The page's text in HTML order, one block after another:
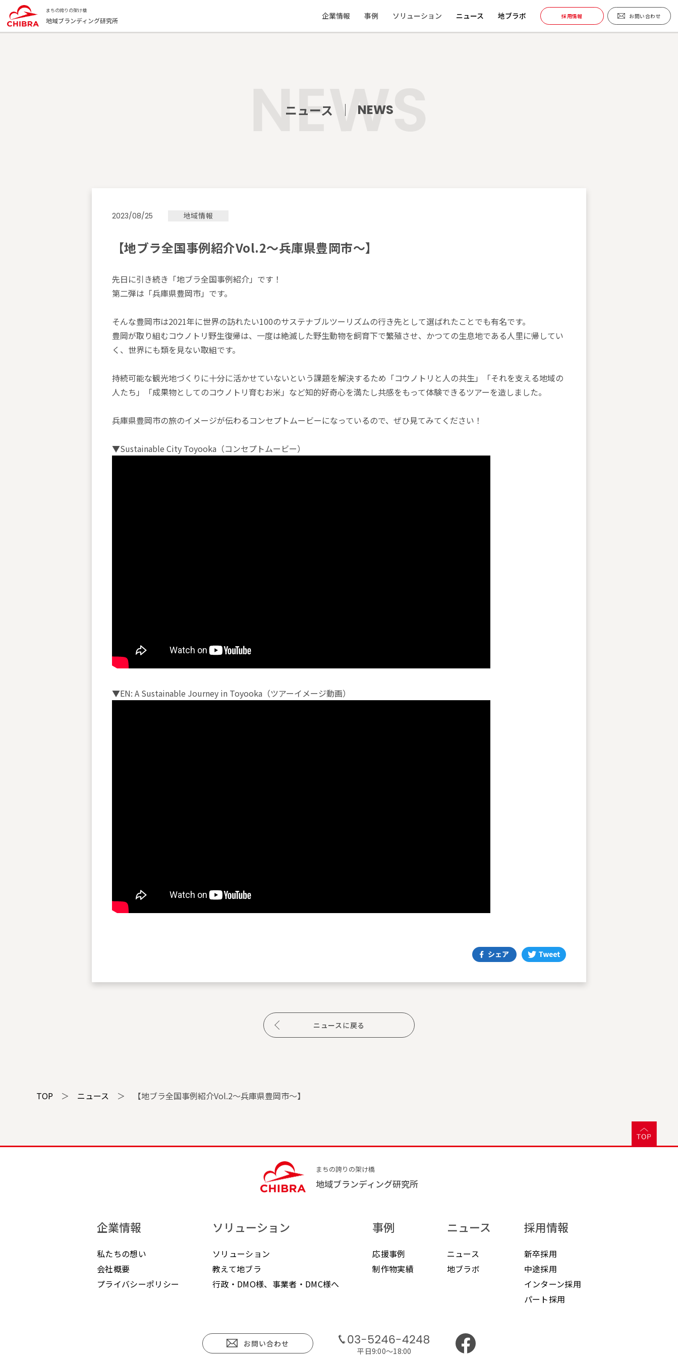
まちの誇りの架け橋
地域ブランディング研究所 企業情報 事例 ソリューション ニュース 地ブラボ 採用情報 お問い合わせ
ニュース NEWS
2023/08/25 地域情報
【地ブラ全国事例紹介Vol.2〜兵庫県豊岡市〜】
先日に引き続き「地ブラ全国事例紹介」です！
第二弾は「兵庫県豊岡市」です。
そんな豊岡市は2021年に世界の訪れたい100のサステナブルツーリズムの行き先として選ばれたことでも有名です。
豊岡が取り組むコウノトリ野生復帰は、一度は絶滅した野生動物を飼育下で繁殖させ、かつての生息地である人里に帰してい
く、世界にも類を見ない取組です。
持続可能な観光地づくりに十分に活かせていないという課題を解決するため「コウノトリと人の共生」「それを支える地域の
人たち」「成果物としてのコウノトリ育むお米」など知的好奇心を満たし共感をもって体験できるツアーを造しました。
兵庫県豊岡市の旅のイメージが伝わるコンセプトムービーになっているので、ぜひ見てみてください！
▼Sustainable City Toyooka（コンセプトムービー）
▼EN: A Sustainable Journey in Toyooka（ツアーイメージ動画）
ニュースに戻る
TOP ＞ ニュース ＞ 【地ブラ全国事例紹介Vol.2〜兵庫県豊岡市〜】
まちの誇りの架け橋
地域ブランディング研究所
企業情報
私たちの想い
会社概要
プライバシーポリシー
ソリューション
ソリューション
教えて地ブラ
行政・DMO様、事業者・DMC様へ
事例
応援事例
制作物実績
ニュース
ニュース
地ブラボ
採用情報
新卒採用
中途採用
インターン採用
パート採用
お問い合わせ
平日9:00〜18:00